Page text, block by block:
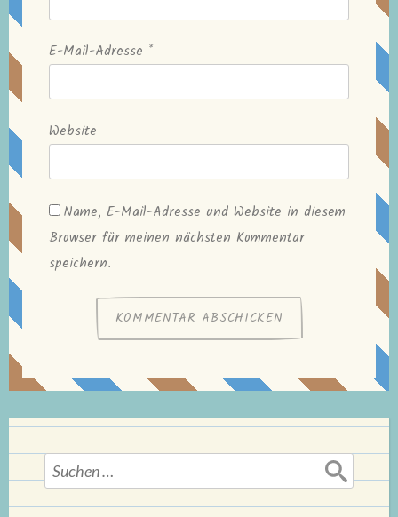
E-Mail-Adresse *
Website
Name, E-Mail-Adresse und Website in diesem
Browser für meinen nächsten Kommentar
speichern.
Suchen
nach: